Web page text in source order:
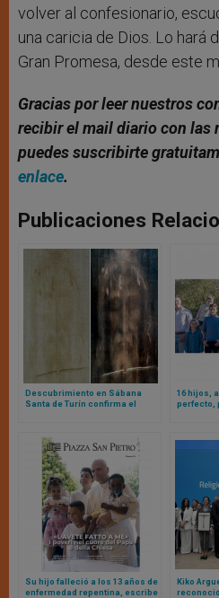
volver al confesionario,
una caricia de Dios. Lo hará
Gran Promesa, desde este
Gracias por leer nuestros
recibir el mail diario con las
puedes suscribirte
enlace.
Publicaciones
Descubrimiento en Sábana
Santa de Turín confirma el
16 hijos,
perfecto,
Su hijo falleció a los 13 años de
enfermedad repentina, escribe
Kiko